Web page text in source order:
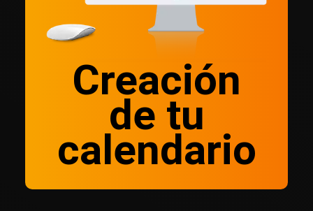
Creación
de tu
calendario